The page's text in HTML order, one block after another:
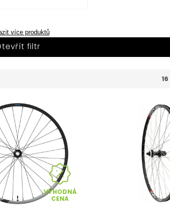
více produktů
filtr
16
VÝHODNÁ
CENA